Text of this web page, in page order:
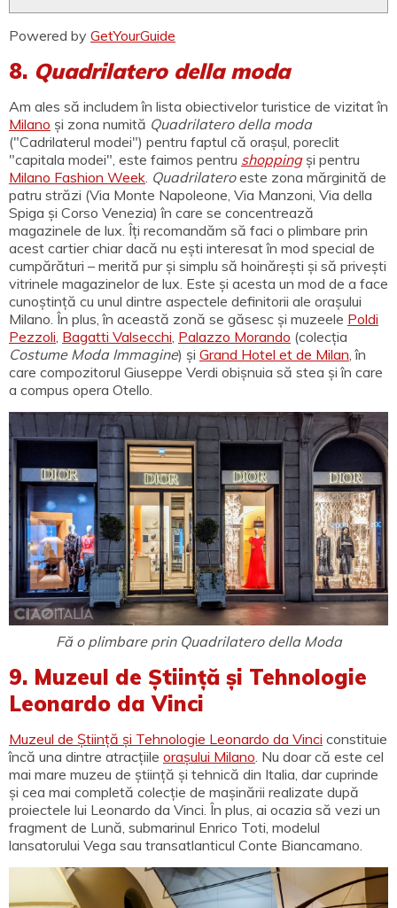
Powered by GetYourGuide
8. Quadrilatero della moda
Am ales să includem în lista obiectivelor turistice de vizitat în
Milano și zona numită Quadrilatero della moda
("Cadrilaterul modei") pentru faptul că orașul, poreclit
"capitala modei", este faimos pentru shoppingși pentru
Milano Fashion Week Quadrilateroeste zona mărginită de
patru străzi (Via Monte Napoleone, Via Manzoni, Via della
Spiga și Corso Venezia) în care se concentrează
magazinele de lux. Îți recomandăm să faci o plimbare prin
acest cartier chiar dacă nu ești interesat în mod special de
cumpărături – merită pur și simplu să hoinărești și să privești
vitrinele magazinelor de lux. Este și acesta un mod de a face
cunoștință cu unul dintre aspectele definitorii ale orașului
Milano. În plus, în această zonă se găsesc și muzeele Poldi
Pezzoli Bagatti Valsecchi Palazzo Morando (colecția
Costume Moda Immagine) și Grand Hotel et de Milan , în
care compozitorul Giuseppe Verdi obișnuia să stea și în care
a compus opera Otello.
Fă o plimbare prin Quadrilatero della Moda
9. Muzeul de Știință și Tehnologie
Leonardo da Vinci
Muzeul de Știință și Tehnologie Leonardo da Vinci constituie
încă una dintre atracțiile orașului Milano . Nu doar că este cel
mai mare muzeu de știință și tehnică din Italia, dar cuprinde
și cea mai completă colecție de mașinării realizate după
proiectele lui Leonardo da Vinci. În plus, ai ocazia să vezi un
fragment de Lună, submarinul Enrico Toti, modelul
lansatorului Vega sau transatlanticul Conte Biancamano.